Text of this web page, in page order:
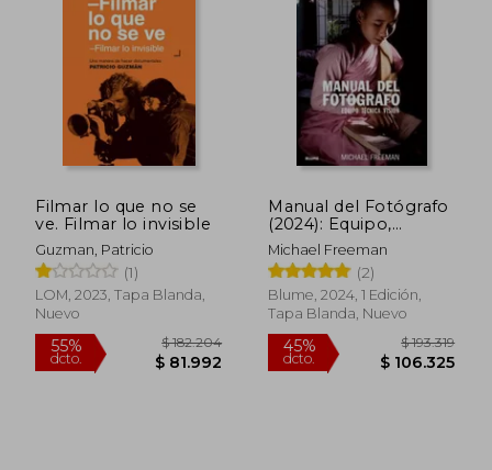
Filmar lo que no se
ve. Filmar lo invisible
Guzman, Patricio
(1)
LOM, 2023, Tapa Blanda,
Nuevo
Manual del Fotógrafo
(2024): Equipo,
Técnica, Visión
Michael Freeman
(2)
Blume, 2024, 1 Edición,
Tapa Blanda, Nuevo